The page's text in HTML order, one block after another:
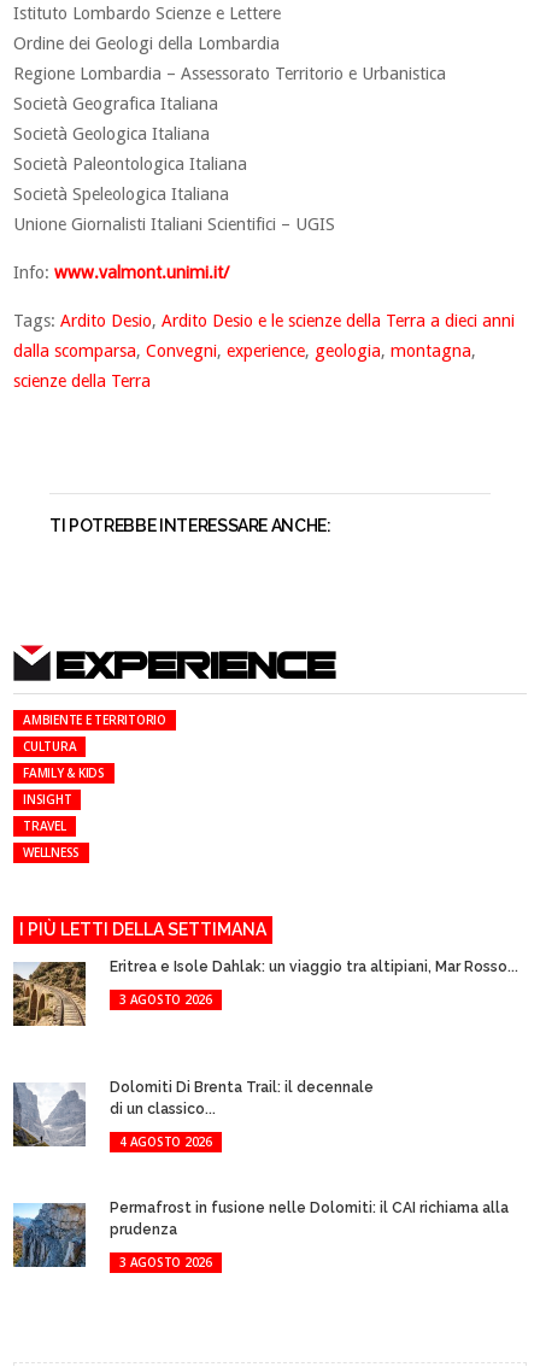
Istituto Lombardo Scienze e Lettere
Ordine dei Geologi della Lombardia
Regione Lombardia – Assessorato Territorio e Urbanistica
Società Geografica Italiana
Società Geologica Italiana
Società Paleontologica Italiana
Società Speleologica Italiana
Unione Giornalisti Italiani Scientifici – UGIS
Info:www.valmont.unimi.it/
Tags:Ardito Desio,Ardito Desio e le scienze della Terra a dieci anni
dalla scomparsa,Convegni,experience, geologia,montagna,
scienze della Terra
TI POTREBBE INTERESSARE ANCHE:
EXPERIENCE
AMBIENTE E TERRITORIO
CULTURA
FAMILY & KIDS
INSIGHT
TRAVEL
WELLNESS
I PIÙ LETTI DELLA SETTIMANA
Eritrea e Isole Dahlak: un viaggio tra altipiani, Mar Rosso...
3 AGOSTO 2026
Dolomiti Di Brenta Trail: il decennale
di un classico...
4 AGOSTO 2026
Permafrost in fusione nelle Dolomiti: il CAI richiama alla
prudenza
3 AGOSTO 2026